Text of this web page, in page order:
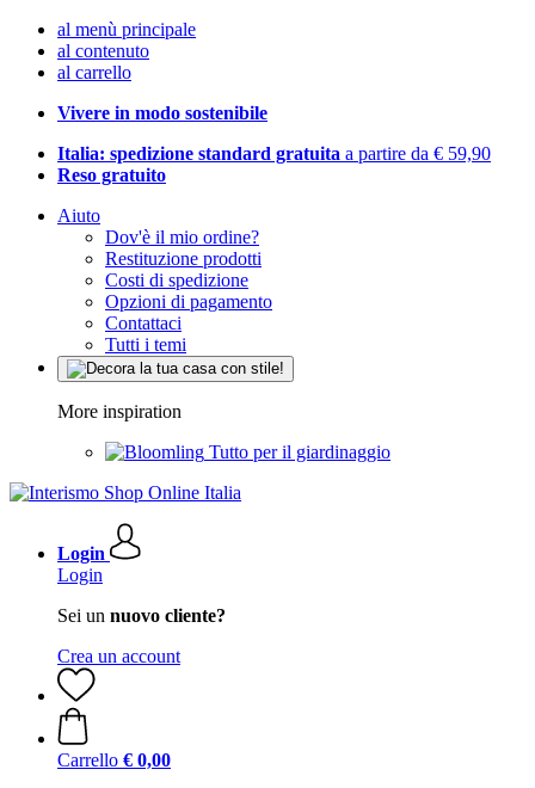
al menù principale
al contenuto
al carrello
Vivere in modo sostenibile
Italia: spedizione standard gratuita a partire da € 59,90
Reso gratuito
Aiuto
Dov'è il mio ordine?
Restituzione prodotti
Costi di spedizione
Opzioni di pagamento
Contattaci
Tutti i temi
More inspiration
Tutto per il giardinaggio
Login
Login
Sei un nuovo cliente?
Crea un account
Carrello € 0,00